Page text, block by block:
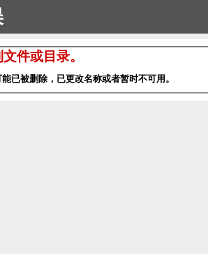
件或目录。
已被删除，已更改名称或者暂时不可用。